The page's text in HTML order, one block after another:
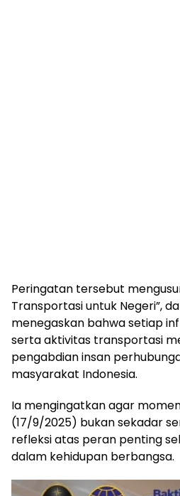
Peringatan tersebut
Transportasi untuk Negeri”,
menegaskan bahwa setiap
serta aktivitas transportasi
pengabdian insan
masyarakat Indonesia.
Ia mengingatkan agar
(17/9/2025) bukan sekadar
refleksi atas peran penting
dalam kehidupan berbangsa.